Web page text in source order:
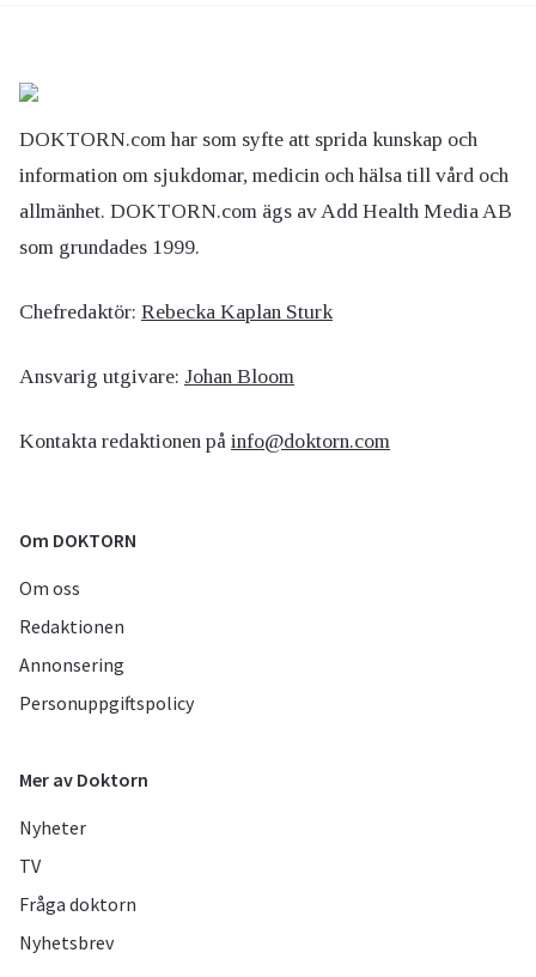
DOKTORN.com har som syfte att sprida kunskap och
information om sjukdomar, medicin och hälsa till vård och
allmänhet. DOKTORN.com ägs av Add Health Media AB
som grundades 1999.
Chefredaktör: Rebecka Kaplan Sturk
Ansvarig utgivare: Johan Bloom
Kontakta redaktionen på info@doktorn.com
Om DOKTORN
Om oss
Redaktionen
Annonsering
Personuppgiftspolicy
Mer av Doktorn
Nyheter
TV
Fråga doktorn
Nyhetsbrev